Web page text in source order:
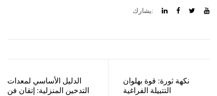
يشارك:
الدليل الأساسي لمعدات
التدخين المنزلية: إتقان فن
نكهة ثورة: قوة بهلوان
التتبيلة الفراغية